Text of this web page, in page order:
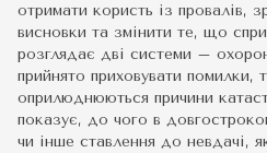
отримати користь із провалів,
висновки та змінити те, що
розглядає дві системи –
прийнято приховувати помилки,
оприлюднюються причини
показує, до чого в
чи інше ставлення до невдачі,